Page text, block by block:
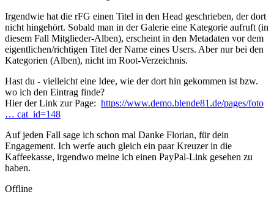
Irgendwie hat die rFG einen Titel in den Head geschrieben, der dort
nicht hingehört. Sobald man in der Galerie eine Kategorie aufruft (in
diesem Fall Mitglieder-Alben), erscheint in den Metadaten vor dem
eigentlichen/richtigen Titel der Name eines Users. Aber nur bei den
Kategorien (Alben), nicht im Root-Verzeichnis.
Hast du - vielleicht eine Idee, wie der dort hin gekommen ist bzw.
wo ich den Eintrag finde?
Hier der Link zur Page: https://www.demo.blende81.de/pages/foto
… cat_id=148
Auf jeden Fall sage ich schon mal Danke Florian, für dein
Engagement. Ich werfe auch gleich ein paar Kreuzer in die
Kaffeekasse, irgendwo meine ich einen PayPal-Link gesehen zu
haben.
Offline